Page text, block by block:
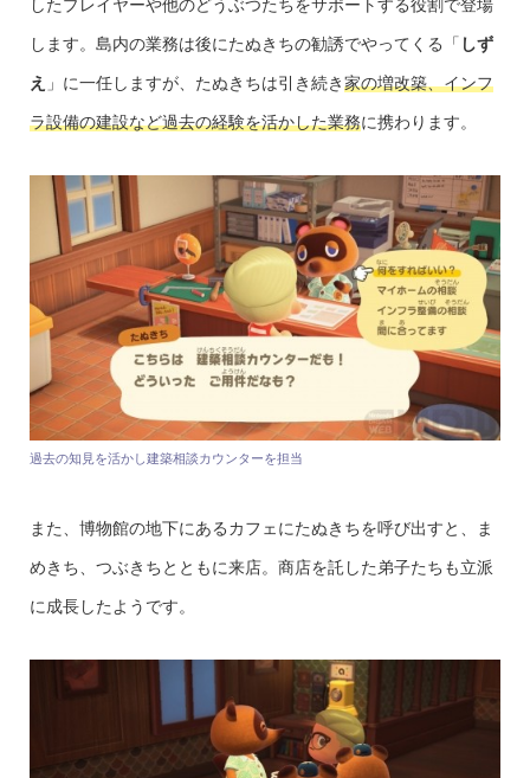
したプレイヤーや他のどうぶつたちをサポートする役割で登場
します。島内の業務は後にたぬきちの勧誘でやってくる「 しず
え 」に一任しますが、たぬきちは引き続き家の増改築、インフ
ラ設備の建設など過去の経験を活かした業務に携わります。
過去の知見を活かし建築相談カウンターを担当
また、博物館の地下にあるカフェにたぬきちを呼び出すと、ま
めきち、つぶきちとともに来店。商店を託した弟子たちも立派
に成長したようです。